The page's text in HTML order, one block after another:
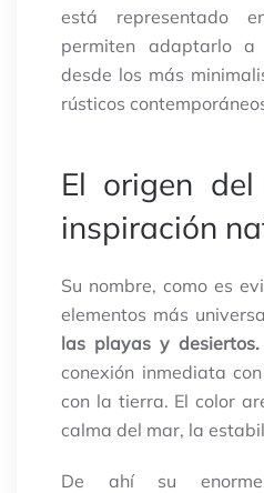
está representado
permiten adaptarlo a
desde los más
rústicos
El origen
inspiración
Su nombre, como es
elementos más
las playas y desiertos.
conexión inmediata
con la tierra. El color
calma del mar, la
De ahí su